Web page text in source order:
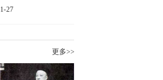
27
更多>>